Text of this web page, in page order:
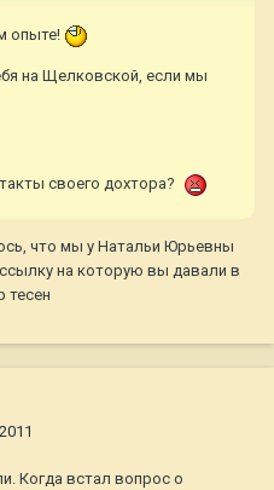
опыте!
на Щелковской, если мы
своего дохтора?
что мы у Натальи Юрьевны
на которую вы давали в
тесен
Когда встал вопрос о